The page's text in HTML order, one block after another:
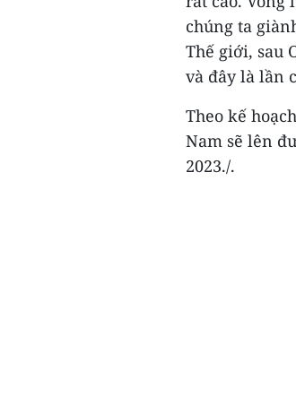
chúng ta
Thế giới, sau
và đây là lần
Theo kế
Nam sẽ lên
2023./.